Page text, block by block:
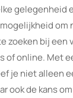
gelegenheid
om
zoeken bij een
of online. Met
je niet alleen
ook de kans